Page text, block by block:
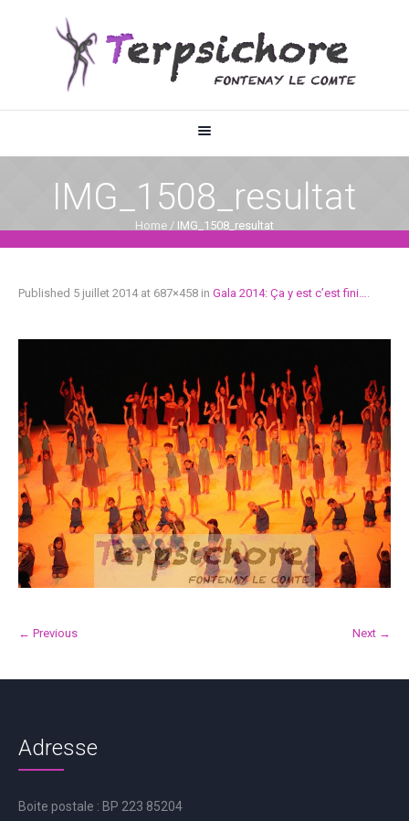
IMG_1508_resultat
Home / IMG_1508_resultat
Published 5 juillet 2014at 687×458 in Gala 2014: Ça y est c’est fini….
← Previous Next →
Adresse
Boite postale : BP 223 85204